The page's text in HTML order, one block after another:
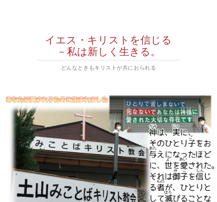
イエス・キリストを信じる
－私は新しく生きる。
どんなときもキリストが共におられる